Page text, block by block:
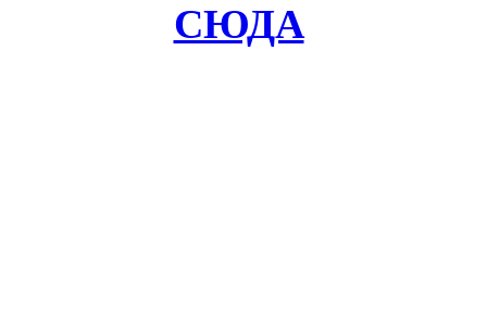
СЮДА